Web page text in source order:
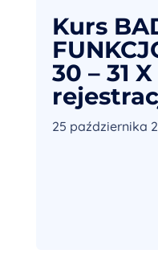
Kurs
30 – 31
25 października